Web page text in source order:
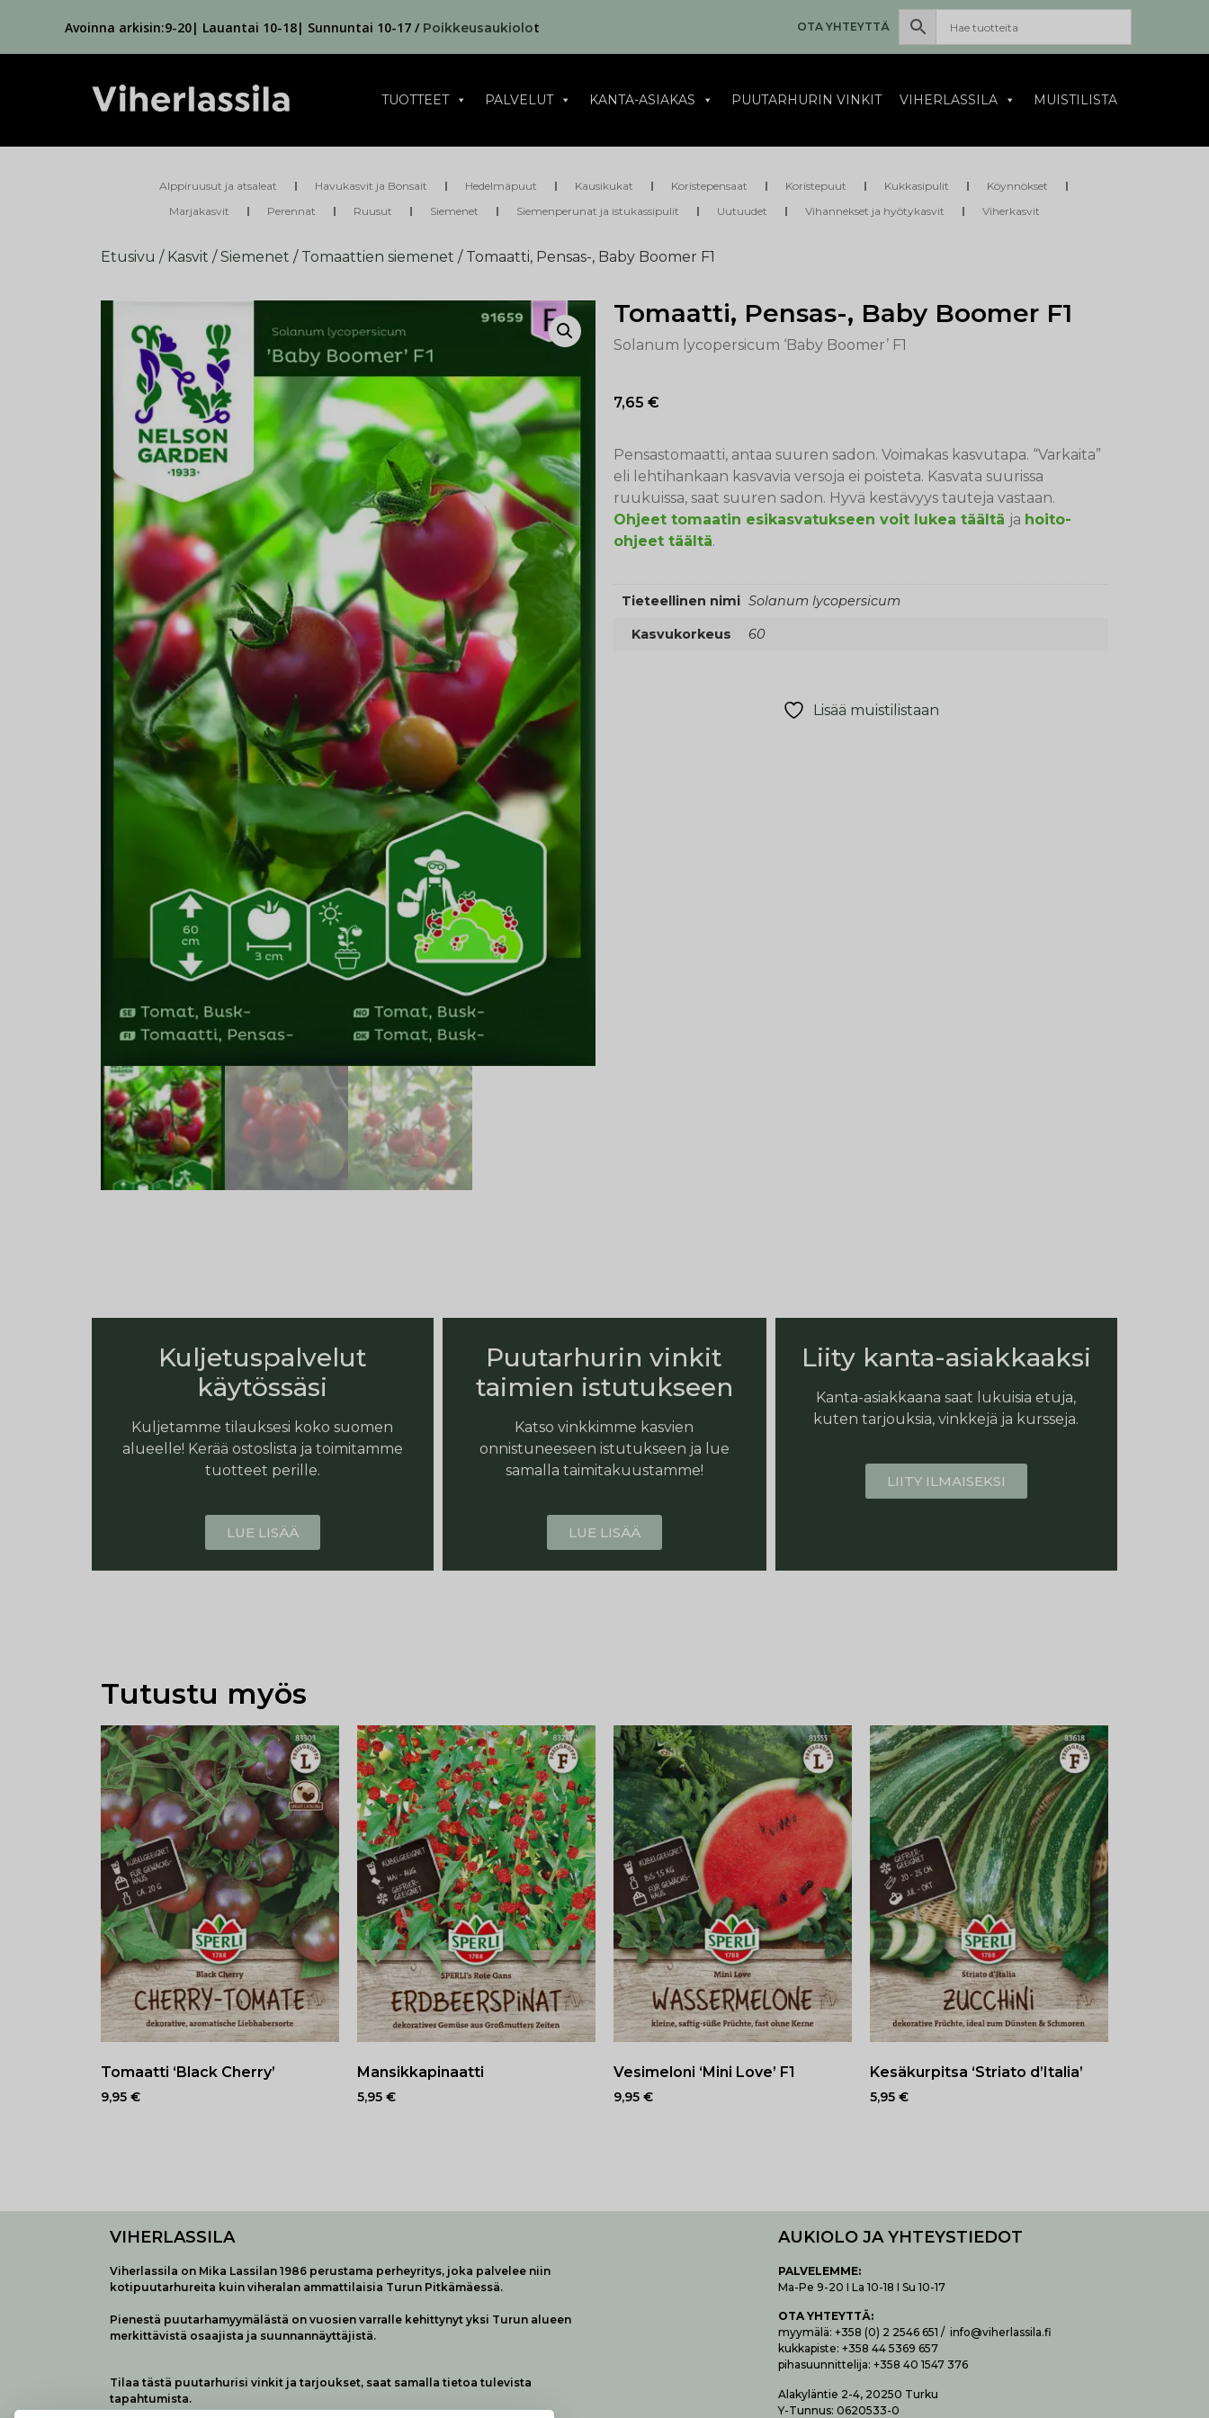
Avoinna arkisin:9-20| Lauantai 10-18| Sunnuntai 10-17 / Poikkeusaukiolot OTA YHTEYTTÄ
TUOTTEET PALVELUT KANTA-ASIAKAS PUUTARHURIN VINKIT VIHERLASSILA MUISTILISTA
Alppiruusut ja atsaleat Havukasvit ja Bonsait Hedelmäpuut Kausikukat Koristepensaat Koristepuut Kukkasipulit
Köynnökset
Marjakasvit
Perennat Ruusut Siemenet Siemenperunat ja istukassipulit Uutuudet Vihannekset ja hyötykasvit Viherkasvit
Etusivu / Kasvit /Siemenet / Tomaattien siemenet / Tomaatti, Pensas-, Baby Boomer F1
Tomaatti, Pensas-, Baby Boomer F1
Solanum lycopersicum ‘Baby Boomer’ F1
7,65 €
Pensastomaatti, antaa suuren sadon. Voimakas kasvutapa. “Varkaita”
eli lehtihankaan kasvavia versoja ei poisteta. Kasvata suurissa
ruukuissa, saat suuren sadon. Hyvä kestävyys tauteja vastaan.
Ohjeet tomaatin esikasvatukseen voit lukea täältä ja hoito-
ohjeet täältä.
Tieteellinen nimi Solanum lycopersicum
Kasvukorkeus 60
Lisää muistilistaan
Kuljetuspalvelut
käytössäsi
Kuljetamme tilauksesi koko suomen
alueelle! Kerää ostoslista ja toimitamme
tuotteet perille.
LUE LISÄÄ
Puutarhurin vinkit
taimien istutukseen
Katso vinkkimme kasvien
onnistuneeseen istutukseen ja lue
samalla taimitakuustamme!
LUE LISÄÄ
Liity kanta-asiakkaaksi
Kanta-asiakkaana saat lukuisia etuja,
kuten tarjouksia, vinkkejä ja kursseja.
LIITY ILMAISEKSI
Tutustu myös
Tomaatti ‘Black Cherry’
9,95 €
Mansikkapinaatti
5,95 €
Vesimeloni ‘Mini Love’ F1
9,95 €
Kesäkurpitsa ‘Striato d’Italia’
5,95 €
VIHERLASSILA
Viherlassila on Mika Lassilan 1986 perustama perheyritys, joka palvelee niin
kotipuutarhureita kuin viheralan ammattilaisia Turun Pitkämäessä.
Pienestä puutarhamyymälästä on vuosien varralle kehittynyt yksi Turun alueen
merkittävistä osaajista ja suunnannäyttäjistä.
Tilaa tästä puutarhurisi vinkit ja tarjoukset, saat samalla tietoa tulevista
tapahtumista.
AUKIOLO JA YHTEYSTIEDOT
PALVELEMME:
Ma-Pe 9-20 I La 10-18 I Su 10-17
OTA YHTEYTTÄ:
myymälä: +358 (0) 2 2546 651 / info@viherlassila.fi
kukkapiste: +358 44 5369 657
pihasuunnittelija: +358 40 1547 376
Alakyläntie 2-4, 20250 Turku
Y-Tunnus: 0620533-0